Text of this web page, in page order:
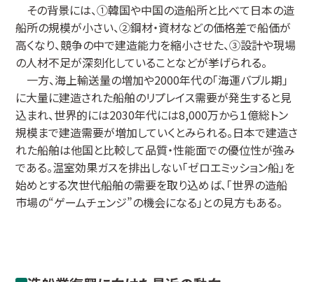
その背景には、①韓国や中国の造船所と比べて日本の造
船所の規模が小さい、②鋼材・資材などの価格差で船価が
高くなり、競争の中で建造能力を縮小させた、③設計や現場
の人材不足が深刻化していることなどが挙げられる。
一方、海上輸送量の増加や2000年代の「海運バブル期」
に大量に建造された船舶のリプレイス需要が発生すると見
込まれ、世界的には2030年代には8,000万から１億総トン
規模まで建造需要が増加していくとみられる。日本で建造さ
れた船舶は他国と比較して品質・性能面での優位性が強み
である。温室効果ガスを排出しない「ゼロエミッション船」を
始めとする次世代船舶の需要を取り込めば、「世界の造船
市場の“ゲームチェンジ”の機会になる」との見方もある。